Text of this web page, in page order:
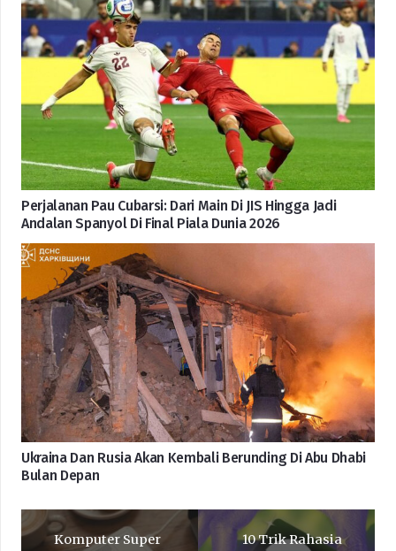
Perjalanan Pau Cubarsi: Dari Main Di JIS Hingga Jadi
Andalan Spanyol Di Final Piala Dunia 2026
Ukraina Dan Rusia Akan Kembali Berunding Di Abu Dhabi
Bulan Depan
Komputer Super
10 Trik Rahasia